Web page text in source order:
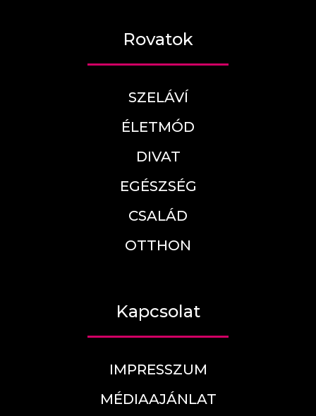
Rovatok
SZELÁVÍ
ÉLETMÓD
DIVAT
EGÉSZSÉG
CSALÁD
OTTHON
Kapcsolat
IMPRESSZUM
MÉDIAAJÁNLAT